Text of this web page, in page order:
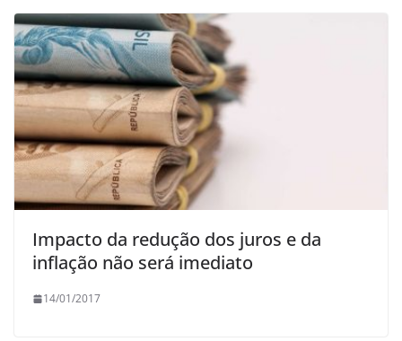
Impacto da redução dos juros e da
inflação não será imediato
14/01/2017